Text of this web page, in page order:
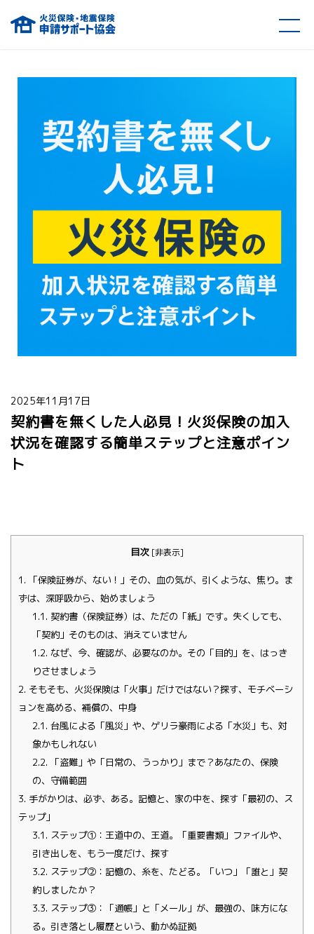
火災保険・地震保険の申請サポート協会
2025年11月17日
契約書を無くした人必見！火災保険の加入
状況を確認する簡単ステップと注意ポイン
ト
目次 [非表示]
1. 「保険証券が、ない！」その、血の気が、引くような、焦り。ま
ずは、深呼吸から、始めましょう
1.1. 契約書（保険証券）は、ただの「紙」です。失くしても、
「契約」そのものは、消えていません
1.2. なぜ、今、確認が、必要なのか。その「目的」を、はっき
りさせましょう
2. そもそも、火災保険は「火事」だけではない？探す、モチベーシ
ョンを高める、補償の、中身
2.1. 台風による「風災」や、ゲリラ豪雨による「水災」も、対
象かもしれない
2.2. 「盗難」や「日常の、うっかり」まで？あなたの、保険
の、守備範囲
3. 手がかりは、必ず、ある。記憶と、家の中を、探す「最初の、ス
テップ」
3.1. ステップ①：王道中の、王道。「重要書類」ファイルや、
引き出しを、もう一度だけ、探す
3.2. ステップ②：記憶の、糸を、たどる。「いつ」「誰と」契
約しましたか？
3.3. ステップ③：「通帳」と「メール」が、最強の、味方にな
る。引き落とし履歴という、動かぬ証拠